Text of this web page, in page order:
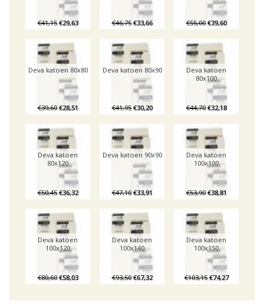
€41,15 €29,63 €46,75 €33,66 €55,00 €39,60
Deva katoen 80x80
€39,60 €28,51
Deva katoen 80x90
€41,95 €30,20
Deva katoen
80x100
€44,70 €32,18
Deva katoen
80x120
€50,45 €36,32
Deva katoen 90x90
€47,10 €33,91
Deva katoen
100x100
€53,90 €38,81
Deva katoen
100x120
€80,60 €58,03
Deva katoen
100x140
€93,50 €67,32
Deva katoen
100x150
€103,15 €74,27